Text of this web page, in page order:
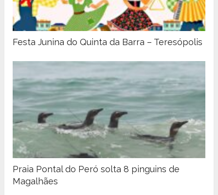
Festa Junina do Quinta da Barra – Teresópolis
Praia Pontal do Peró solta 8 pinguins de
Magalhães